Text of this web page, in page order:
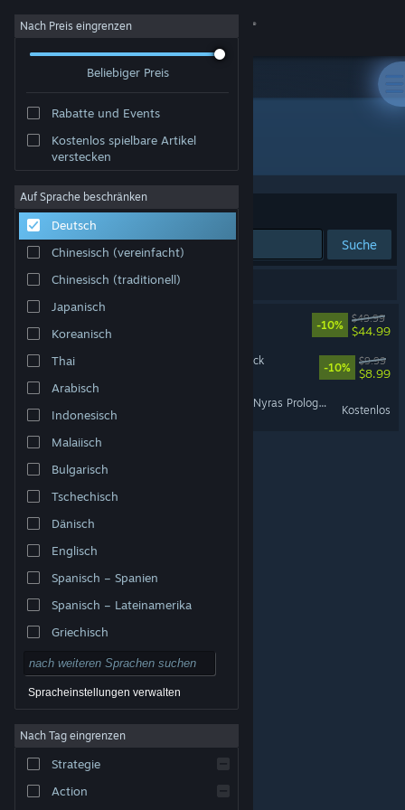
Anmelden
Info
Support
Sprache ändern
Steam-Mobile-App herunterladen
Desktopversion anzeigen
© Valve Corporation. Alle Rechte vorbehalten. Alle
USA und anderen Ländern.
Rechtliches
Barrierefreiheit
Nutzungsvertrag
Nach Preis eingrenzen
Beliebiger Preis
Rabatte und Events
Kostenlos spielbare Artikel
verstecken
Auf Sprache beschränken
Deutsch
Chinesisch (vereinfacht)
Chinesisch (traditionell)
Japanisch
Koreanisch
Thai
Arabisch
Indonesisch
Malaiisch
Bulgarisch
Tschechisch
Dänisch
Englisch
Spanisch – Spanien
Spanisch – Lateinamerika
Griechisch
Spracheinstellungen verwalten
Nach Tag eingrenzen
Strategie
Action
Entwickler: Alkimia Interactive
Sortieren nach Relevanz
Suche
3 Ergebnisse entsprechen Ihrer Suche.
-10%
$49.99
$44.99
Gothic 1 Remake Soundtrack
-10%
$9.99
$8.99
Gothic 1 Remake - Demo (Nyras Prologue)
Kostenlos